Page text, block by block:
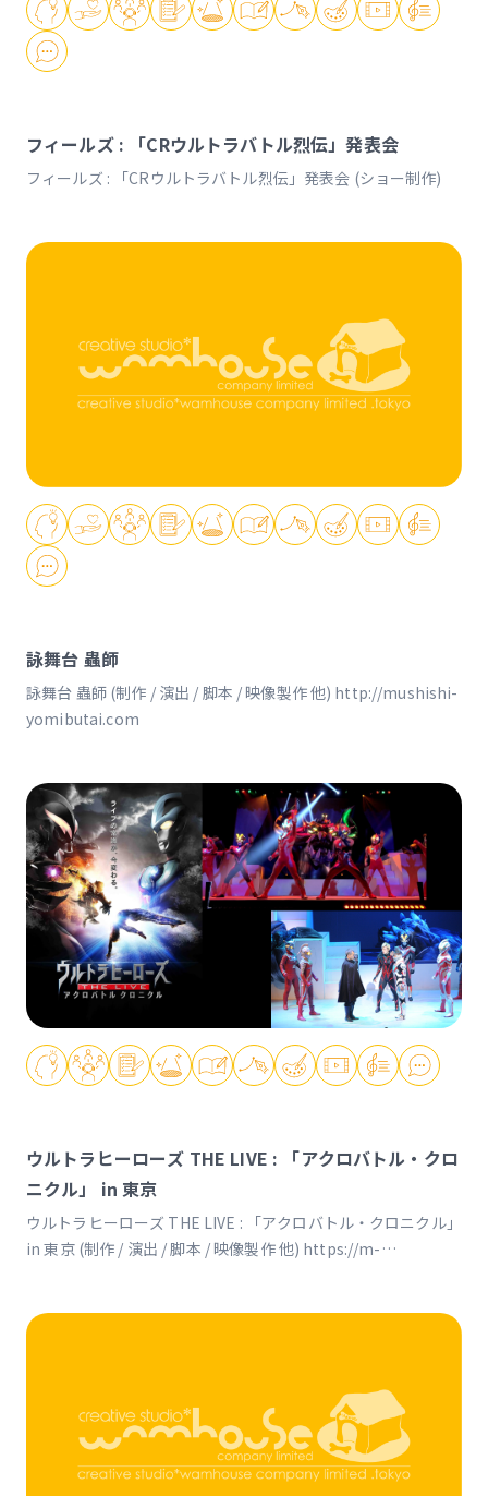
フィールズ : 「CRウルトラバトル烈伝」発表会
フィールズ : 「CRウルトラバトル烈伝」発表会 (ショー制作)
詠舞台 蟲師
詠舞台 蟲師 (制作 / 演出 / 脚本 / 映像製作 他) http://mushishi-
yomibutai.com
ウルトラヒーローズ THE LIVE : 「アクロバトル・クロ
ニクル」 in 東京
ウルトラヒーローズ THE LIVE : 「アクロバトル・クロニクル」
in 東京 (制作 / 演出 / 脚本 / 映像製作 他) https://m-